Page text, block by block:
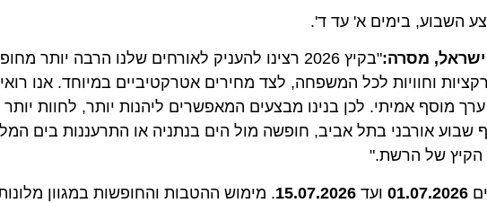
בימים א' עד ד'.
מסרה:
"בקיץ 2026 רצינו להעניק לאורחים שלנו הרבה יותר מחופשה.
וחוויות לכל המשפחה, לצד מחירים אטרקטיביים במיוחד. אנו רואים
אמיתי. לכן בנינו מבצעים המאפשרים ליהנות יותר, לחוות יותר
אורבני בתל אביב, חופשה מול הים בנתניה או התרעננות בים המלח,
של הרשת."
ועד 15.07.2026. מימוש ההטבות והחופשות במגוון מלונות